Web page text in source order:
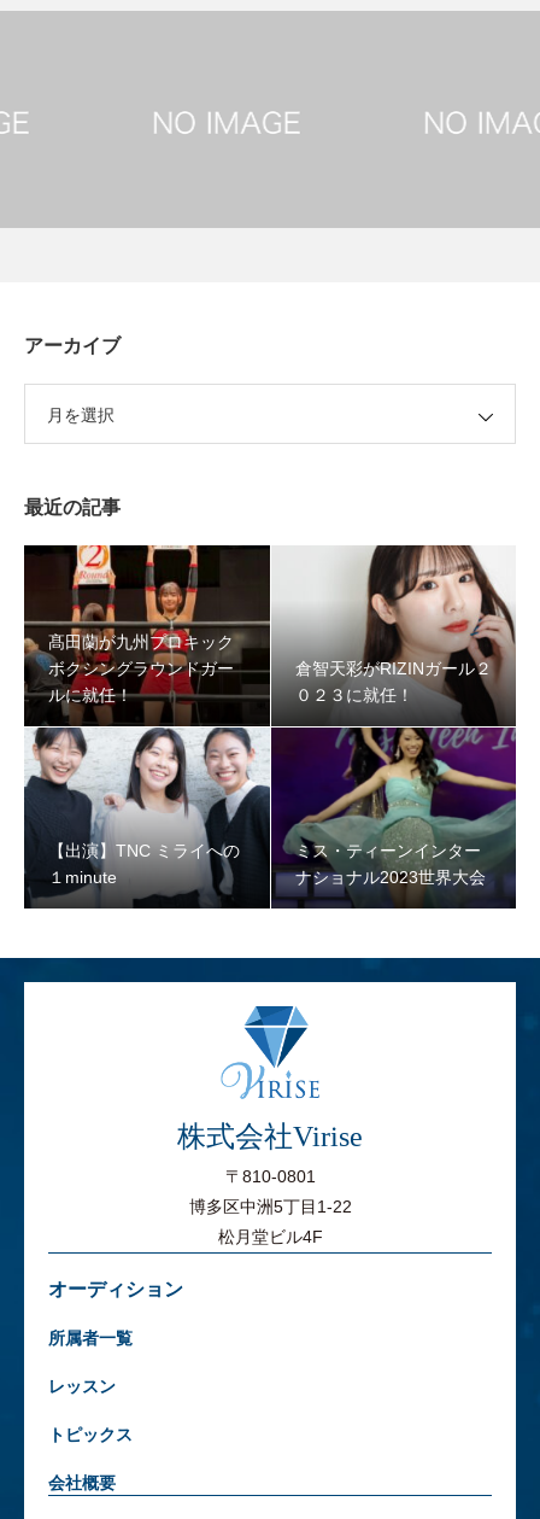
アーカイブ
月を選択
最近の記事
髙田蘭が九州プロキック
ボクシングラウンドガー
ルに就任！
倉智天彩がRIZINガール２
０２３に就任！
【出演】TNC ミライへの
１minute
ミス・ティーンインター
ナショナル2023世界大会
株式会社Virise
〒810-0801
博多区中洲5丁目1-22
松月堂ビル4F
オーディション
所属者一覧
レッスン
トピックス
会社概要